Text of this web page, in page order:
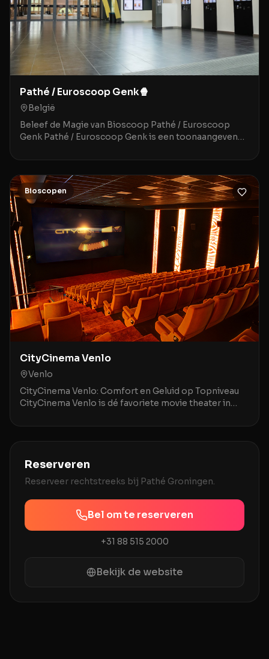
Pathé / Euroscoop Genk🍿
België
Beleef de Magie van Bioscoop Pathé / Euroscoop
Genk Pathé / Euroscoop Genk is een toonaangevende
Bioscopen
CityCinema Venlo
Venlo
CityCinema Venlo: Comfort en Geluid op Topniveau
CityCinema Venlo is dé favoriete movie theater in
v
Reserveren
Reserveer rechtstreeks bij Pathé Groningen.
Bel om te reserveren
+31 88 515 2000
Bekijk de website